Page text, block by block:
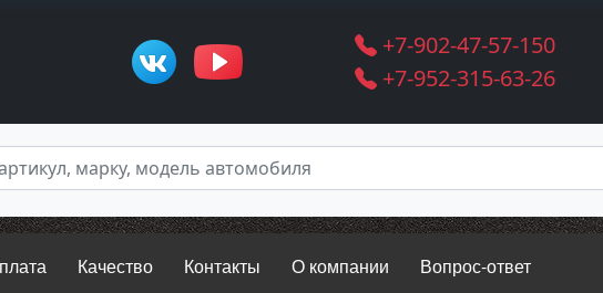
+7-902-47-57-150
+7-952-315-63-26
Качество Контакты О компании Вопрос-ответ